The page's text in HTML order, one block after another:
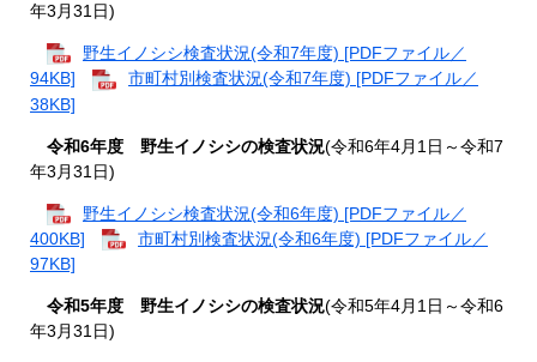
年3月31日)
野生イノシシ検査状況(令和7年度) [PDFファイル／
94KB]
市町村別検査状況(令和7年度) [PDFファイル／
38KB]
令和6年度 野生イノシシの検査状況(令和6年4月1日～令和7
年3月31日)
野生イノシシ検査状況(令和6年度) [PDFファイル／
400KB]
市町村別検査状況(令和6年度) [PDFファイル／
97KB]
令和5年度 野生イノシシの検査状況(令和5年4月1日～令和6
年3月31日)